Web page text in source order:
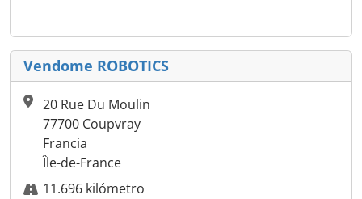
Vendome ROBOTICS
20 Rue Du Moulin
77700 Coupvray
Francia
Île-de-France
11.696 kilómetro